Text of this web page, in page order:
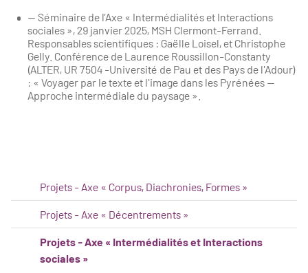
— Séminaire de l’Axe « Intermédialités et Interactions
sociales », 29 janvier 2025, MSH Clermont-Ferrand.
Responsables scientifiques : Gaëlle Loisel, et Christophe
Gelly. Conférence de Laurence Roussillon-Constanty
(ALTER, UR 7504 -Université de Pau et des Pays de l'Adour)
: « Voyager par le texte et l'image dans les Pyrénées —
Approche intermédiale du paysage ».
Projets - Axe « Corpus, Diachronies, Formes »
Projets - Axe « Décentrements »
Projets - Axe « Intermédialités et Interactions
sociales »